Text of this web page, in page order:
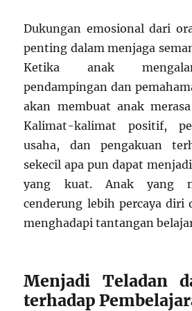
Dukungan emosional dari
penting dalam menjaga
Ketika anak
pendampingan dan
akan membuat anak
Kalimat-kalimat positif,
usaha, dan pengakuan
sekecil apa pun dapat
yang kuat. Anak yang
cenderung lebih percaya diri
menghadapi tantangan
Menjadi Teladan
terhadap